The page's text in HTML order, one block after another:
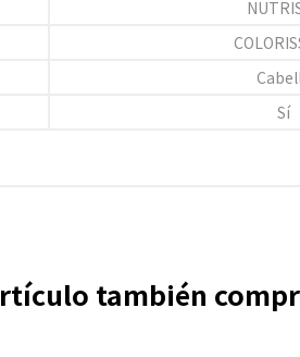
Sí
también